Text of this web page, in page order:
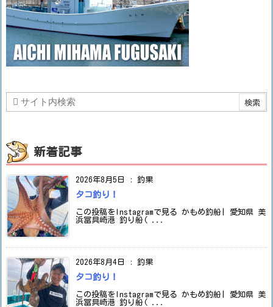
新着記事
2026年8月5日 : 釣果
タコ釣り！
この投稿をInstagramで見る かもめ釣船| 愛知県 美
浜冨具崎港 釣り船( ...
2026年8月4日 : 釣果
タコ釣り！
この投稿をInstagramで見る かもめ釣船| 愛知県 美
浜冨具崎港 釣り船( ...